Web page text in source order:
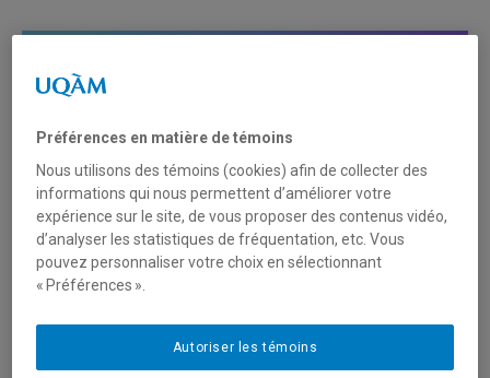
Préférences en matière de témoins
Nous utilisons des témoins (cookies) afin de collecter des
informations qui nous permettent d’améliorer votre
expérience sur le site, de vous proposer des contenus vidéo,
d’analyser les statistiques de fréquentation, etc. Vous
pouvez personnaliser votre choix en sélectionnant
« Préférences ».
Autoriser les témoins